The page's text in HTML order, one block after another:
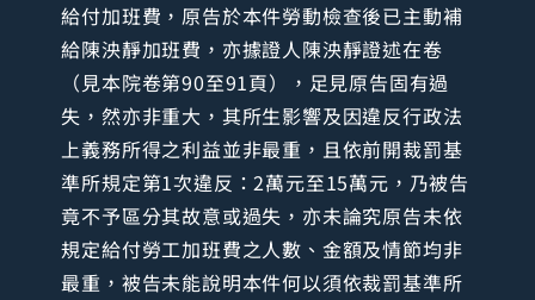
給付加班費，原告於本件勞動檢查後已主動補
給陳泱靜加班費，亦據證人陳泱靜證述在卷
（見本院卷第90至91頁），足見原告固有過
失，然亦非重大，其所生影響及因違反行政法
上義務所得之利益並非最重，且依前開裁罰基
準所規定第1次違反：2萬元至15萬元，乃被告
竟不予區分其故意或過失，亦未論究原告未依
規定給付勞工加班費之人數、金額及情節均非
最重，被告未能說明本件何以須依裁罰基準所